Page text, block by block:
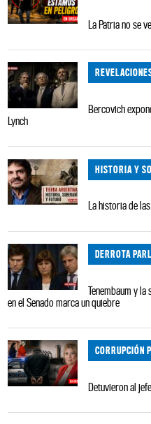
La Patria no se
Bercovich
Lynch
HISTORIA Y
La historia de
DERROTA
Tenembaum y
en el Senado marca un quiebre
CORRUPCIÓN
Detuvieron al